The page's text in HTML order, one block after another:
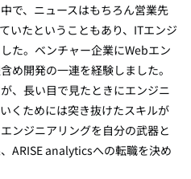
で、ニュースはもちろん営業先
いたということもあり、ITエンジ
た。ベンチャー企業にWebエン
め開発の一連を経験しました。
、長い目で見たときにエンジニ
くためには突き抜けたスキルが
ンジニアリングを自分の武器と
ARISE analyticsへの転職を決め